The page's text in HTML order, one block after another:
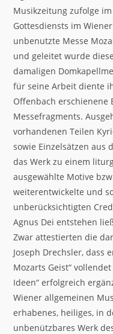
Musikzeitung zufolge
Gottesdiensts im
unbenutzte Messe
und geleitet wurde
damaligen
für seine Arbeit diente
Offenbach erschienene
Messefragments.
vorhandenen Teilen
sowie Einzelsätzen aus
das Werk zu einem
ausgewählte Motive
weiterentwickelte und
unberücksichtigten
Agnus Dei entstehen
Zwar attestierten die
Joseph Drechsler, dass
Mozarts Geist“
Ideen“ erfolgreich
Wiener allgemeinen
erhabenes, heiliges, in
unbenützbares Werk